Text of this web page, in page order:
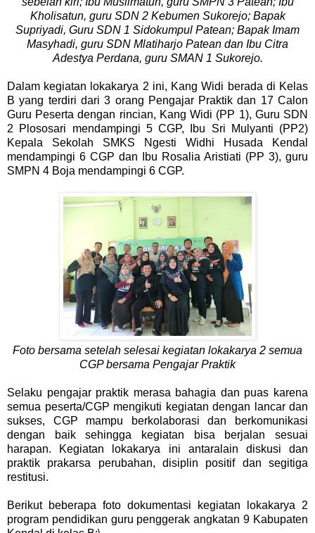
Kholisatun, guru SDN 2 Kebumen Sukorejo; Bapak
Supriyadi, Guru SDN 1 Sidokumpul Patean; Bapak Imam
Masyhadi, guru SDN Mlatiharjo Patean dan Ibu Citra
Adestya Perdana, guru SMAN 1 Sukorejo.
Dalam kegiatan lokakarya 2 ini, Kang Widi berada di Kelas
B yang terdiri dari 3 orang Pengajar Praktik dan 17 Calon
Guru Peserta dengan rincian, Kang Widi (PP 1), Guru SDN
2 Plososari mendampingi 5 CGP, Ibu Sri Mulyanti (PP2)
Kepala Sekolah SMKS Ngesti Widhi Husada Kendal
mendampingi 6 CGP dan Ibu Rosalia Aristiati (PP 3), guru
SMPN 4 Boja mendampingi 6 CGP.
Foto bersama setelah selesai kegiatan lokakarya 2 semua
CGP bersama Pengajar Praktik
Selaku pengajar praktik merasa bahagia dan puas karena
semua peserta/CGP mengikuti kegiatan dengan lancar dan
sukses, CGP mampu berkolaborasi dan berkomunikasi
dengan baik sehingga kegiatan bisa berjalan sesuai
harapan. Kegiatan lokakarya ini antaralain diskusi dan
praktik prakarsa perubahan, disiplin positif dan segitiga
restitusi.
Berikut beberapa foto dokumentasi kegiatan lokakarya 2
program pendidikan guru penggerak angkatan 9 Kabupaten